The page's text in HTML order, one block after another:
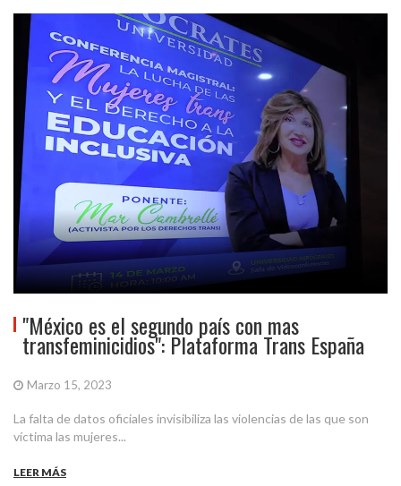
"México es el segundo país con mas
transfeminicidios": Plataforma Trans España
Marzo 15, 2023
La falta de datos oficiales invisibiliza las violencias de las que son
víctima las mujeres...
LEER MÁS